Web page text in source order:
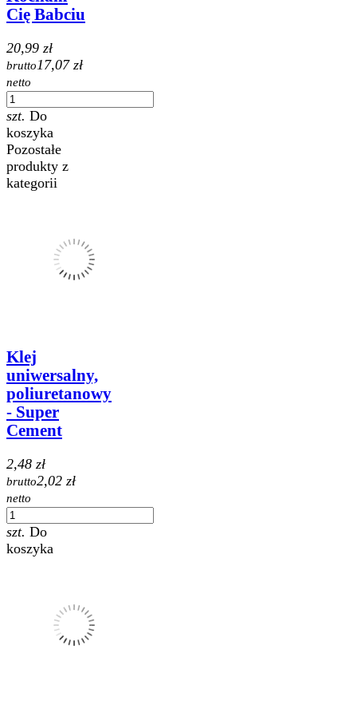
Cię Babciu
20,99 zł
brutto17,07 zł
netto
szt. Do
koszyka
Pozostałe
produkty z
kategorii
Klej
uniwersalny,
poliuretanowy
- Super
Cement
2,48 zł
brutto2,02 zł
netto
szt. Do
koszyka